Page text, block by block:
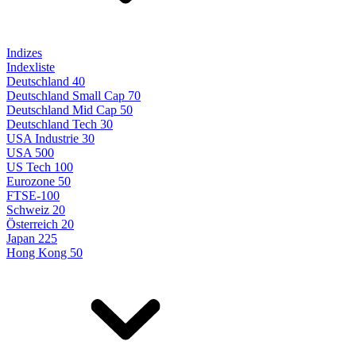
Indizes
Indexliste
Deutschland 40
Deutschland Small Cap 70
Deutschland Mid Cap 50
Deutschland Tech 30
USA Industrie 30
USA 500
US Tech 100
Eurozone 50
FTSE-100
Schweiz 20
Österreich 20
Japan 225
Hong Kong 50